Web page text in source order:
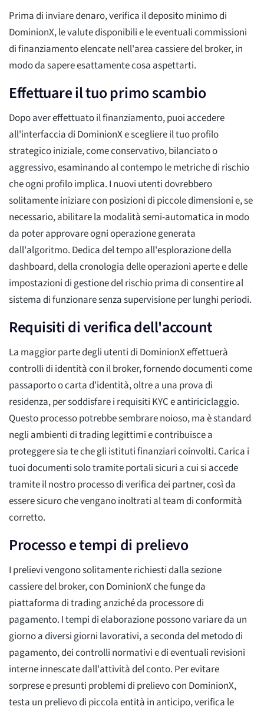
Prima di inviare denaro, verifica il deposito minimo di
DominionX, le valute disponibili e le eventuali commissioni
di finanziamento elencate nell'area cassiere del broker, in
modo da sapere esattamente cosa aspettarti.
Effettuare il tuo primo scambio
Dopo aver effettuato il finanziamento, puoi accedere
all'interfaccia di DominionX e scegliere il tuo profilo
strategico iniziale, come conservativo, bilanciato o
aggressivo, esaminando al contempo le metriche di rischio
che ogni profilo implica. I nuovi utenti dovrebbero
solitamente iniziare con posizioni di piccole dimensioni e, se
necessario, abilitare la modalità semi-automatica in modo
da poter approvare ogni operazione generata
dall'algoritmo. Dedica del tempo all'esplorazione della
dashboard, della cronologia delle operazioni aperte e delle
impostazioni di gestione del rischio prima di consentire al
sistema di funzionare senza supervisione per lunghi periodi.
Requisiti di verifica dell'account
La maggior parte degli utenti di DominionX effettuerà
controlli di identità con il broker, fornendo documenti come
passaporto o carta d'identità, oltre a una prova di
residenza, per soddisfare i requisiti KYC e antiriciclaggio.
Questo processo potrebbe sembrare noioso, ma è standard
negli ambienti di trading legittimi e contribuisce a
proteggere sia te che gli istituti finanziari coinvolti. Carica i
tuoi documenti solo tramite portali sicuri a cui si accede
tramite il nostro processo di verifica dei partner, così da
essere sicuro che vengano inoltrati al team di conformità
corretto.
Processo e tempi di prelievo
I prelievi vengono solitamente richiesti dalla sezione
cassiere del broker, con DominionX che funge da
piattaforma di trading anziché da processore di
pagamento. I tempi di elaborazione possono variare da un
giorno a diversi giorni lavorativi, a seconda del metodo di
pagamento, dei controlli normativi e di eventuali revisioni
interne innescate dall'attività del conto. Per evitare
sorprese e presunti problemi di prelievo con DominionX,
testa un prelievo di piccola entità in anticipo, verifica le